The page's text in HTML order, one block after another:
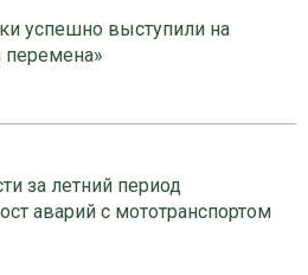
успешно выступили на
за летний период
аварий с мототранспортом